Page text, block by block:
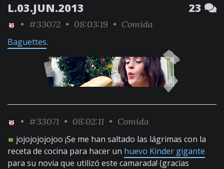
L.03.JUN.2013 23
• #33072 • 08:03:19 • Comida
Baguettes.
• #33071 • 08:02:11 • Comida
jojojojojojoo ¡Se me han saltado las lágrimas con la
receta de cocina para hacer un huevo Kinder gigante
para su novia que utilizó este camarada! (gracias